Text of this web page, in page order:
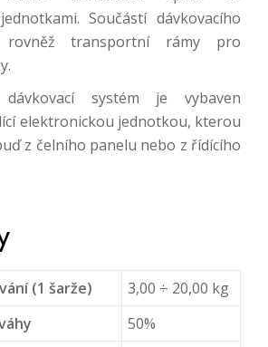
Součástí dávkovacího
rovněž transportní rámy pro
systém je vybaven
elektronickou jednotkou, kterou
z čelního panelu nebo z řídícího
(1 šarže)
3,00 ÷ 20,00 kg
50%